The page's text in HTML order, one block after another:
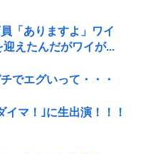
「ありますよ」ワイ
えたんだがワイが...
でエグいって・・・
マ！｣に生出演！！！